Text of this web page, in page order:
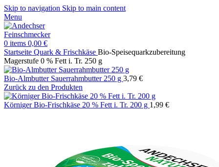
Skip to navigation Skip to main content
Menu
0 items 0,00 €
Startseite Quark & Frischkäse Bio-Speisequarkzubereitung
Magerstufe 0 % Fett i. Tr. 250 g
Bio-Almbutter Sauerrahmbutter 250 g 3,79 €
Zurück zu den Produkten
Körniger Bio-Frischkäse 20 % Fett i. Tr. 200 g 1,99 €